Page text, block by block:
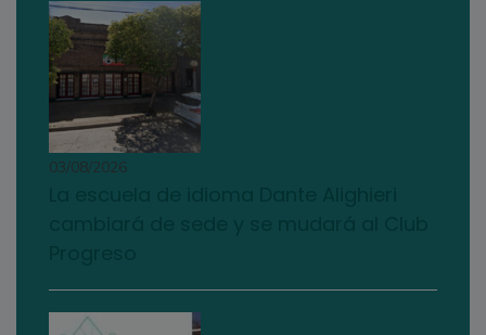
03/08/2026